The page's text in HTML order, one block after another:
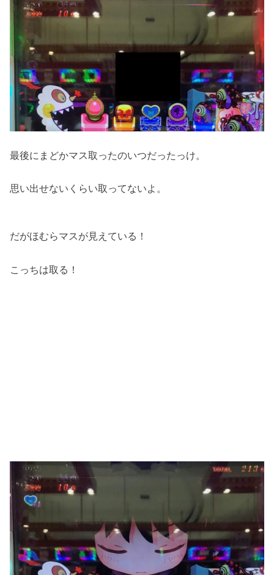
最後にまどかマス取ったのいつだったっけ。
思い出せないくらい取ってないよ。
だがほむらマスが見えている！
こっちは取る！